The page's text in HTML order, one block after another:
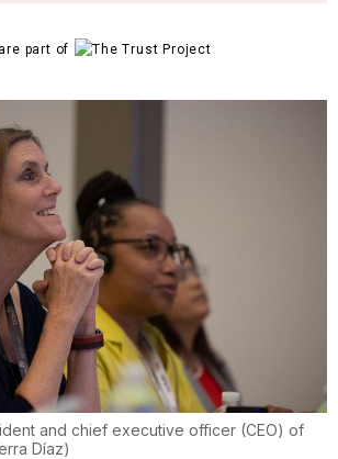
part of
and chief executive officer (CEO) of
Díaz)